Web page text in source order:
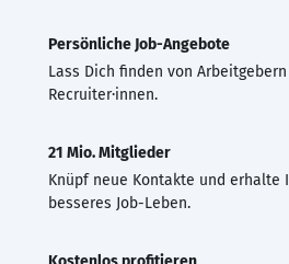
Persönliche Job-Angebote
Lass Dich finden von
Recruiter·innen.
21 Mio. Mitglieder
Knüpf neue Kontakte und erhalte
besseres Job-Leben.